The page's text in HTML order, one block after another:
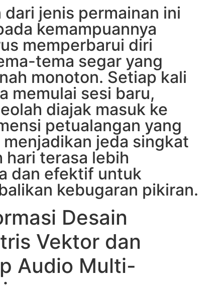
dari jenis permainan ini
kemampuannya
memperbarui diri
tema segar yang
monoton. Setiap kali
memulai sesi baru,
diajak masuk ke
petualangan yang
jeda singkat
hari terasa lebih
dan efektif untuk
kebugaran pikiran.
Desain
Vektor dan
Audio Multi-